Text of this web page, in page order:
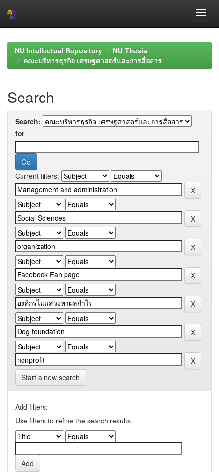
navigationNU Intellectual Repository
NU Thesis
คณะบริหารธุรกิจ เศรษฐศาสตร์และการสื่อสาร
Search
Search:
for
Current filters:
Start a new search
Add filters:
Use filters to refine the search results.